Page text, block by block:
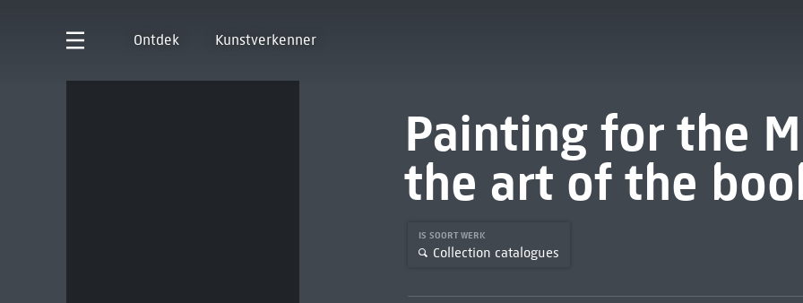
Ontdek Kunstverkenner
Painting for the
the art of the
IS SOORT WERK
Collection catalogues